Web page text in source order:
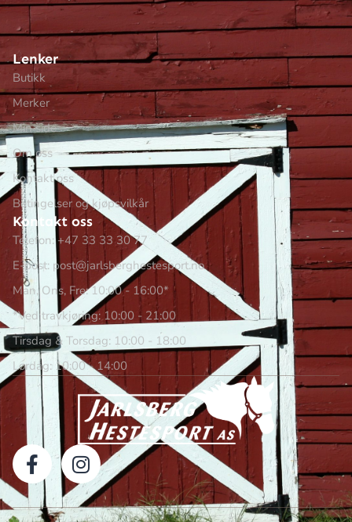
Lenker
Butikk
Merker
Min side
Om oss
Kontakt oss
Betingelser og kjøpsvilkår
Kontakt oss
Telefon: +47 33 33 30 77
E-post: post@jarlsberghestesport.no
Man, Ons, Fre: 10:00 - 16:00*
*Ved travkjøring: 10:00 - 21:00
Tirsdag & Torsdag: 10:00 - 18:00
Lørdag: 10:00 - 14:00